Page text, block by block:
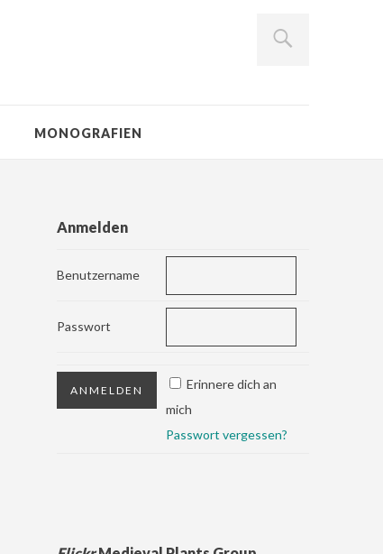
MONOGRAFIEN
Anmelden
Benutzername
Passwort
Erinnere dich an
mich
Passwort vergessen?